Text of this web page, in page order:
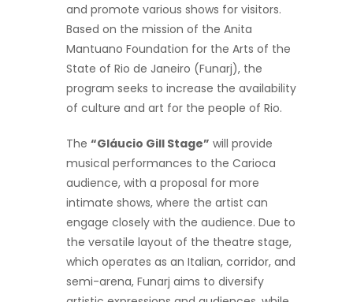
and promote various shows for visitors.
Based on the mission of the Anita
Mantuano Foundation for the Arts of the
State of Rio de Janeiro (Funarj), the
program seeks to increase the availability
of culture and art for the people of Rio.
The “Gláucio Gill Stage” will provide
musical performances to the Carioca
audience, with a proposal for more
intimate shows, where the artist can
engage closely with the audience. Due to
the versatile layout of the theatre stage,
which operates as an Italian, corridor, and
semi-arena, Funarj aims to diversify